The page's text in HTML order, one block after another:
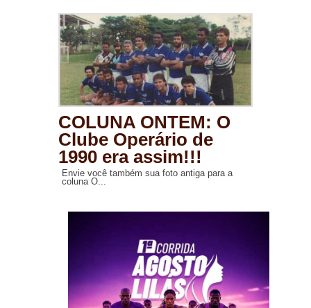
COLUNA ONTEM: O
Clube Operário de
1990 era assim!!!
Envie você também sua foto antiga para a
coluna O...